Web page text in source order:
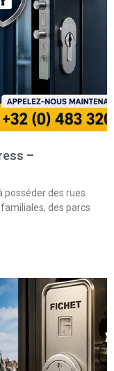
–
posséder des rues
des parcs